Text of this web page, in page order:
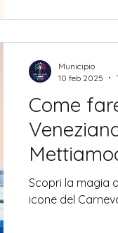
Come
Scopri la magia
icone del
Municipio
10 feb 2025